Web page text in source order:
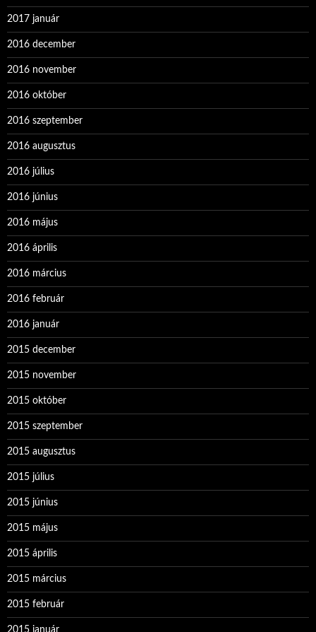
2017 január
2016 december
2016 november
2016 október
2016 szeptember
2016 augusztus
2016 július
2016 június
2016 május
2016 április
2016 március
2016 február
2016 január
2015 december
2015 november
2015 október
2015 szeptember
2015 augusztus
2015 július
2015 június
2015 május
2015 április
2015 március
2015 február
2015 január